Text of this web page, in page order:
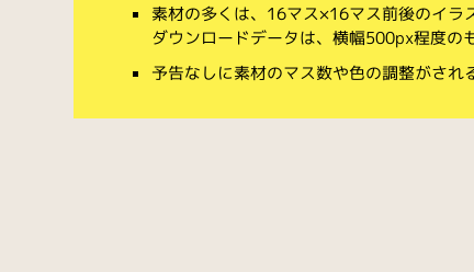
素材の多くは、16マス×16マス前後のイラ
ダウンロードデータは、横幅500px程度の
予告なしに素材のマス数や色の調整がされ